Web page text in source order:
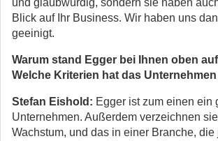
und glaubwürdig, sondern sie haben
Blick auf Ihr Business. Wir haben uns
geeinigt.
Warum stand Egger bei Ihnen oben
Welche Kriterien hat das
Stefan Eishold: Egger ist zum einen ein
Unternehmen. Außerdem verzeichnen
Wachstum, und das in einer Branche, die